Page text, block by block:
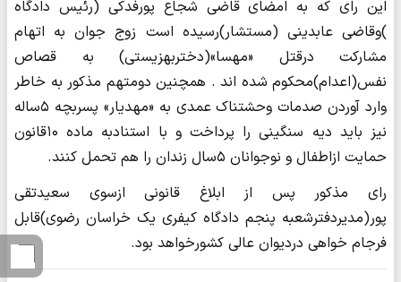
این رای که به امضای قاضی شجاع پورفدکی (رئیس دادگاه
)وقاضی عابدینی (مستشار)رسیده است زوج جوان به اتهام
مشارکت درقتل «مهسا»(دختربهزیستی) به قصاص
نفس(اعدام)محکوم شده اند . همچنین دومتهم مذکور به خاطر
وارد آوردن صدمات وحشتناک عمدی به «مهدیار» پسربچه ۵ساله
نیز باید دیه سنگینی را پرداخت و با استنادبه ماده ۱۰قانون
حمایت ازاطفال و نوجوانان ۵سال زندان را هم تحمل کنند.
رای مذکور پس از ابلاغ قانونی ازسوی سعیدتقی
پور(مدیردفترشعبه پنجم دادگاه کیفری یک خراسان رضوی)قابل
فرجام خواهی دردیوان عالی کشورخواهد بود.